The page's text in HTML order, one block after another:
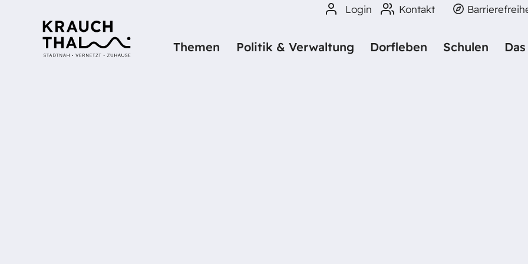
Kontakt
Login
Themen Politik & Verwaltung Dorfleben Schulen